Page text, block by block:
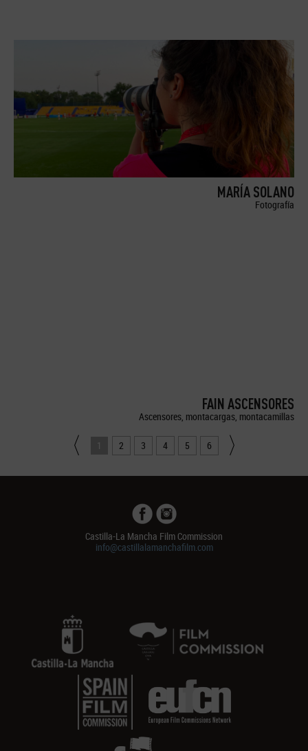
MARÍA SOLANO
Fotografía
FAIN ASCENSORES
Ascensores, montacargas, montacamillas
1 2 3 4 5 6
Castilla-La Mancha Film Commission
info@castillalamanchafilm.com